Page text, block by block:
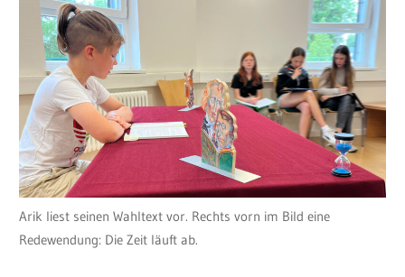
Arik liest seinen Wahltext vor. Rechts vorn im Bild eine
Redewendung: Die Zeit läuft ab.